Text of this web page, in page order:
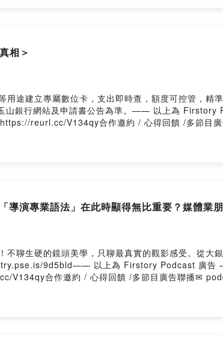
相＞
途建立專屬數位卡，支出即時查，額度可控管，精
山銀行網站及申請書公告為準。—— 以上為
https://reurl.cc/V134qy合作邀約 / 心得回饋 /多節
commentsPowered by
演專業語法」在此時顯得無比重要？媒體業
不聊生硬的鏡頭美學，只聊最真實的觀影感受。從大
9d5bld—— 以上為 Firstory Podcast 廣告
V134qy合作邀約 / 心得回饋 /多節目廣告聯播✉
commentsPowered by Firstory